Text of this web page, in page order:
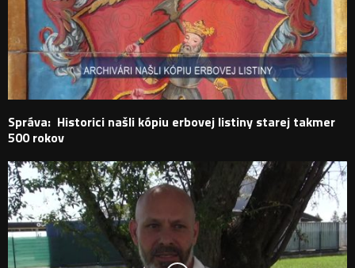
Správa: Historici našli kópiu erbovej listiny starej takmer
500 rokov